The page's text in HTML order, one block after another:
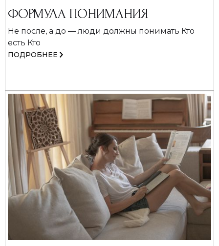
ФОРМУЛА ПОНИМАНИЯ
Не после, а до — люди должны понимать Кто
есть Кто
ПОДРОБНЕЕ